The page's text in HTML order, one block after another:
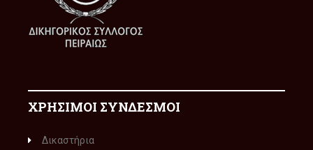
ΧΡΗΣΙΜΟΙ ΣΥΝΔΕΣΜΟΙ
Δικαστήρια